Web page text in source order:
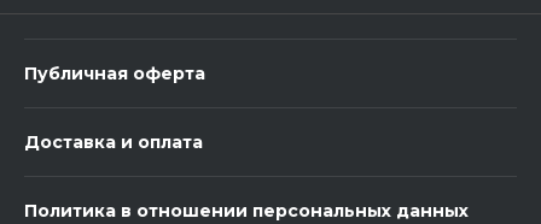
В корзину
Публичная оферта
Доставка и оплата
Политика в отношении персональных данных